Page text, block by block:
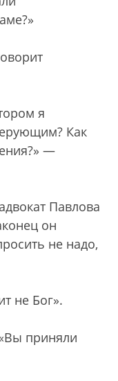
я
Как
—
Павлова
он
не надо,
не Бог».
приняли